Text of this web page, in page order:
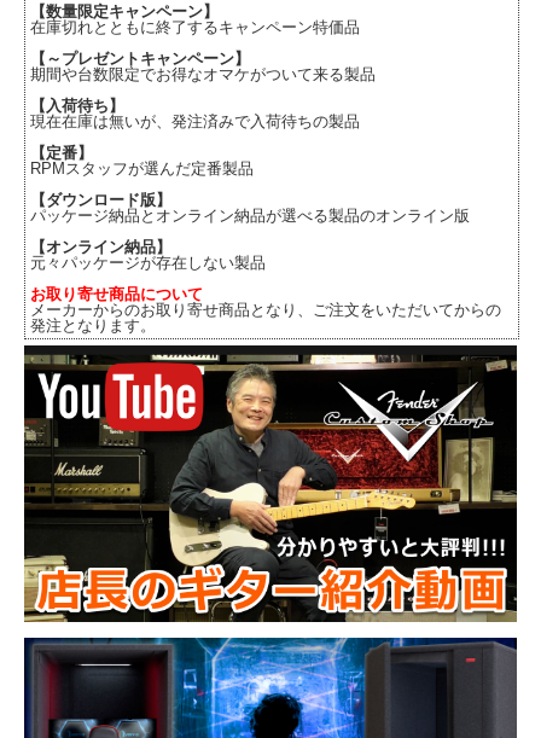
【数量限定キャンペーン】
在庫切れとともに終了するキャンペーン特価品
【～プレゼントキャンペーン】
期間や台数限定でお得なオマケがついて来る製品
【入荷待ち】
現在在庫は無いが、発注済みで入荷待ちの製品
【定番】
RPMスタッフが選んだ定番製品
【ダウンロード版】
パッケージ納品とオンライン納品が選べる製品のオンライン版
【オンライン納品】
元々パッケージが存在しない製品
お取り寄せ商品について
メーカーからのお取り寄せ商品となり、ご注文をいただいてからの
発注となります。